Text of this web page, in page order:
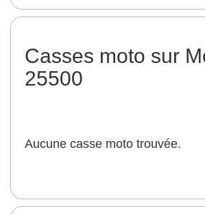
Casses moto sur
25500
Aucune casse moto trouvée.